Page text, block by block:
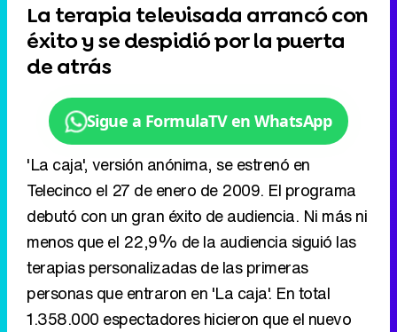
La terapia televisada arrancó con
éxito y se despidió por la puerta
de atrás
Sigue a FormulaTV en WhatsApp
'La caja', versión anónima, se estrenó en
Telecinco el 27 de enero de 2009. El programa
debutó con un gran éxito de audiencia. Ni más ni
menos que el 22,9% de la audiencia siguió las
terapias personalizadas de las primeras
personas que entraron en 'La caja'. En total
1.358.000 espectadores hicieron que el nuevo